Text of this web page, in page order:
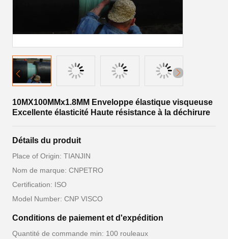
10MX100MMx1.8MM Enveloppe élastique visqueuse
Excellente élasticité Haute résistance à la déchirure
Détails du produit
Place of Origin: TIANJIN
Nom de marque: CNPETRO
Certification: ISO
Model Number: CNP VISCO
Conditions de paiement et d'expédition
Quantité de commande min: 100 rouleaux